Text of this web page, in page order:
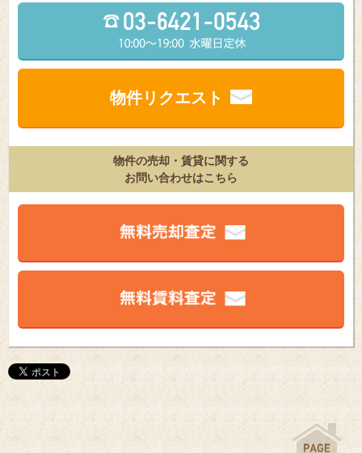
物件リクエスト
物件の売却・賃貸に関する
お問い合わせはこちら